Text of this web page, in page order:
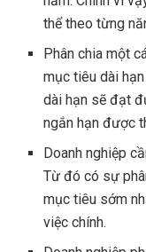
thể theo từng
Phân chia một
mục tiêu dài
dài hạn sẽ đạt
ngắn hạn được
Doanh nghiệp
Từ đó có sự
mục tiêu sớm
việc chính.